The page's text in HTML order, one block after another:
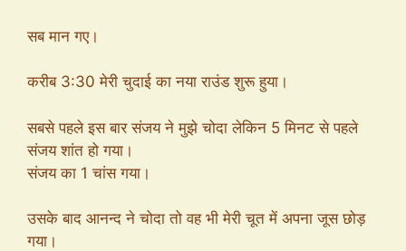
सब मान गए।
करीब 3:30 मेरी चुदाई का नया राउंड शुरू हुया।
सबसे पहले इस बार संजय ने मुझे चोदा लेकिन 5 मिनट से पहले
संजय शांत हो गया।
संजय का 1 चांस गया।
उसके बाद आनन्द ने चोदा तो वह भी मेरी चूत में अपना जूस छोड़
गया।